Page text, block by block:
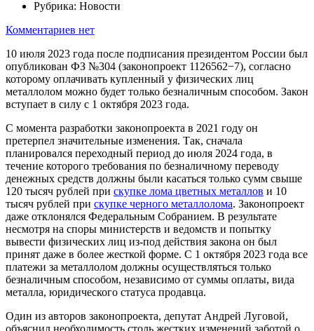
Рубрика: Новости
Комментариев нет
10 июля 2023 года после подписания президентом России был
опубликован ФЗ №304 (законопроект 1126562−7), согласно
которому оплачивать купленный у физических лиц
металлолом можно будет только безналичным способом. Закон
вступает в силу с 1 октября 2023 года.
С момента разработки законопроекта в 2021 году он
претерпел значительные изменения. Так, сначала
планировался переходный период до июля 2024 года, в
течение которого требования по безналичному переводу
денежных средств должны были касаться только сумм свыше
120 тысяч рублей при скупке лома цветных металлов и 10
тысяч рублей при скупке черного металлолома. Законопроект
даже отклонялся Федеральным Собранием. В результате
несмотря на споры министерств и ведомств и попытку
вывести физических лиц из-под действия закона он был
принят даже в более жесткой форме. С 1 октября 2023 года все
платежи за металлолом должны осуществляться только
безналичным способом, независимо от суммы оплаты, вида
металла, юридического статуса продавца.
Один из авторов законопроекта, депутат Андрей Луговой,
объяснил необходимость столь жестких изменений заботой о